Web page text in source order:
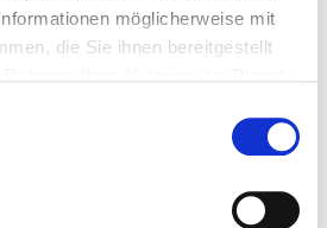
möglicherweise mit
die Sie ihnen bereitgestellt